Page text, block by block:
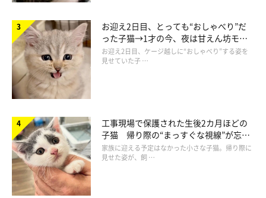
猫野ココ
神奈川県在住のフリーランスのイラストレーター。
児童書や雑誌・書籍の挿絵、ゲームイラストや広告イラストなど
様々な媒体で活動中。
・ツイッター：@coco_memoire
お迎え2日目、とっても“おしゃべり”だ
った子猫→1才の今、夜は甘えん坊モー
ドになるコに成長！
お迎え2日目、ケージ越しに“おしゃべり”する姿を
見せていた子 …
工事現場で保護された生後2カ月ほどの
子猫 帰り際の“まっすぐな視線”が忘れ
られず、家族の一員に
家族に迎える予定はなかった小さな子猫。帰り際に
見せた姿が、飼 …